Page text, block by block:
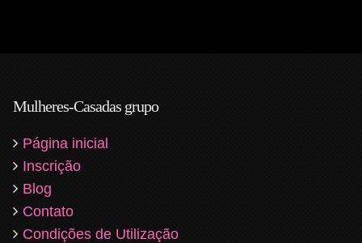
Mulheres-Casadas grupo
Página inicial
Inscrição
Blog
Contato
Condições de Utilização